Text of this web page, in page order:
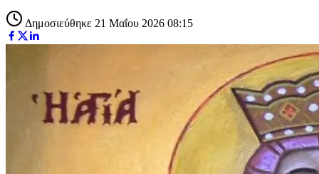
Δημοσιεύθηκε 21 Μαΐου 2026 08:15